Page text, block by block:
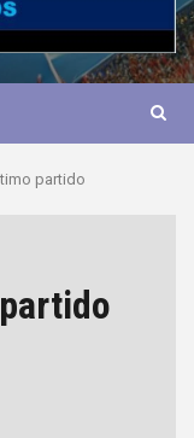
partido